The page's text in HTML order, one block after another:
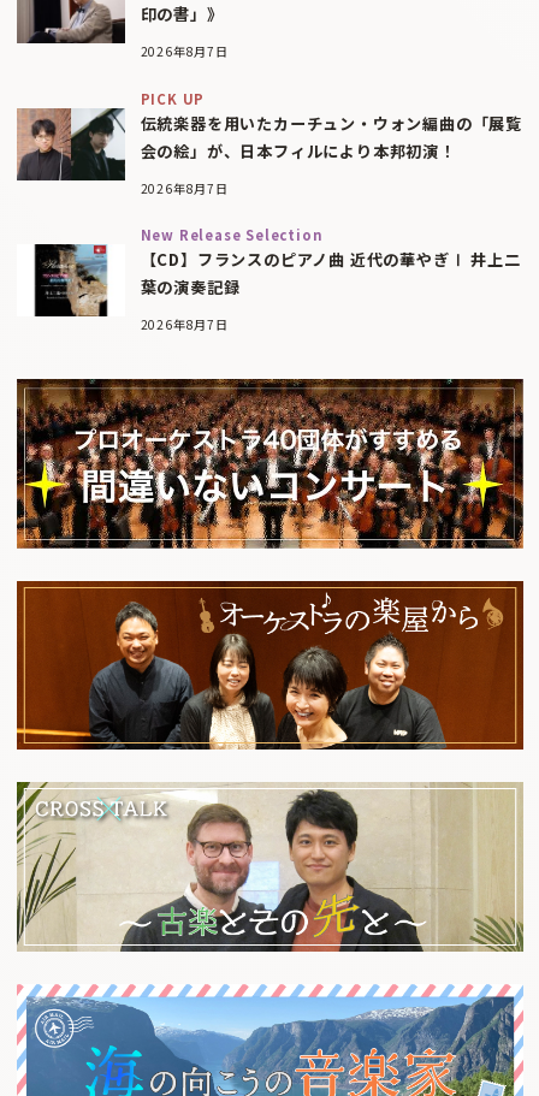
印の書」》
2026年8月7日
PICK UP
伝統楽器を用いたカーチュン・ウォン編曲の「展覧
会の絵」が、日本フィルにより本邦初演！
2026年8月7日
New Release Selection
【CD】フランスのピアノ曲 近代の華やぎⅠ 井上二
葉の演奏記録
2026年8月7日